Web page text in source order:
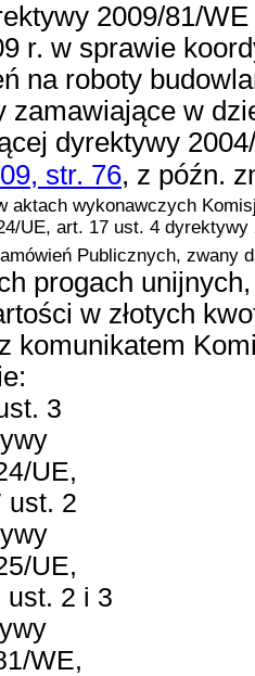
2009/81/
r. w sprawie
na roboty
zamawiające w
dyrektywy
str. 76, z późn.
aktach wykonawczych
UE, art. 17 ust. 4
Publicznych, zwany
progach
w złotych
komunikatem
3
UE,
ust. 2
UE,
ust. 2 i 3
WE,